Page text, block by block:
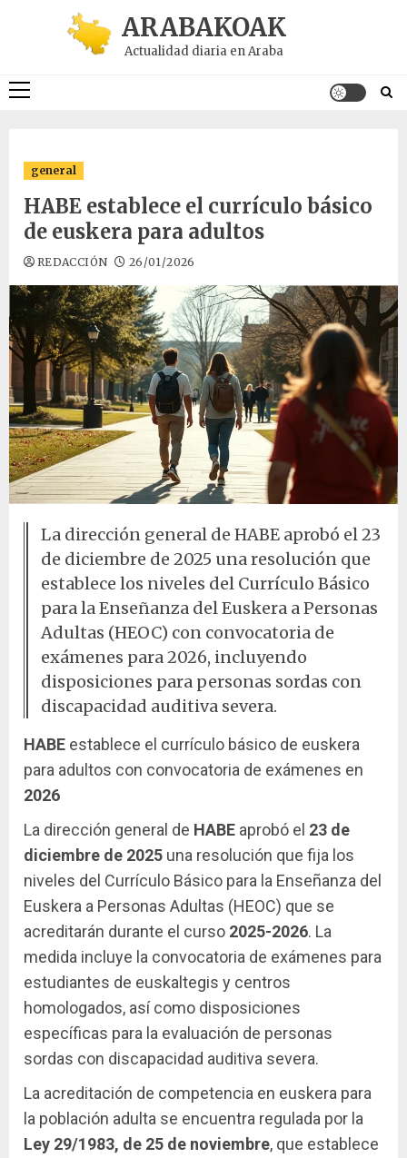
ARABAKOAK
Actualidad diaria en Araba
Menú
general
HABE establece el currículo básico
de euskera para adultos
REDACCIÓN 26/01/2026
La dirección general de HABE aprobó el 23
de diciembre de 2025 una resolución que
establece los niveles del Currículo Básico
para la Enseñanza del Euskera a Personas
Adultas (HEOC) con convocatoria de
exámenes para 2026, incluyendo
disposiciones para personas sordas con
discapacidad auditiva severa.
HABE establece el currículo básico de euskera
para adultos con convocatoria de exámenes en
2026
La dirección general de HABE aprobó el 23 de
diciembre de 2025 una resolución que fija los
niveles del Currículo Básico para la Enseñanza del
Euskera a Personas Adultas (HEOC) que se
acreditarán durante el curso 2025-2026. La
medida incluye la convocatoria de exámenes para
estudiantes de euskaltegis y centros
homologados, así como disposiciones
específicas para la evaluación de personas
sordas con discapacidad auditiva severa.
La acreditación de competencia en euskera para
la población adulta se encuentra regulada por la
Ley 29/1983, de 25 de noviembre, que establece